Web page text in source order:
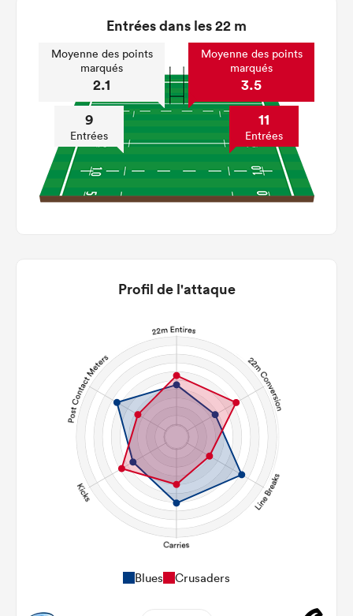
Entrées dans les 22 m
Moyenne des points
marqués
2.1
9
Entrées
Moyenne des points
marqués
3.5
11
Entrées
Profil de l'attaque
Blues Crusaders